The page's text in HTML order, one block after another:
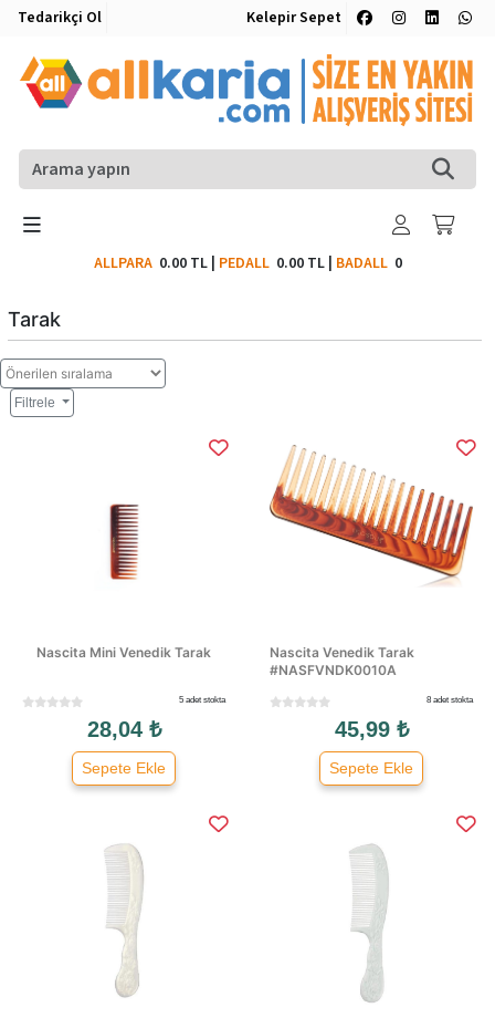
Tedarikçi Ol Kelepir Sepet
ALLPARA 0.00 TL| PEDALL 0.00 TL| BADALL0
Tarak
Filtrele
Nascita Mini Venedik Tarak
5 adet stokta
28,04 ₺
Sepete Ekle
Nascita Venedik Tarak
#NASFVNDK0010A
8 adet stokta
45,99 ₺
Sepete Ekle